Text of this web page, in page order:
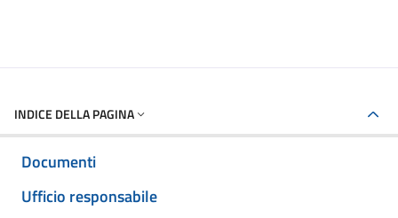
INDICE DELLA PAGINA
Documenti
Ufficio responsabile